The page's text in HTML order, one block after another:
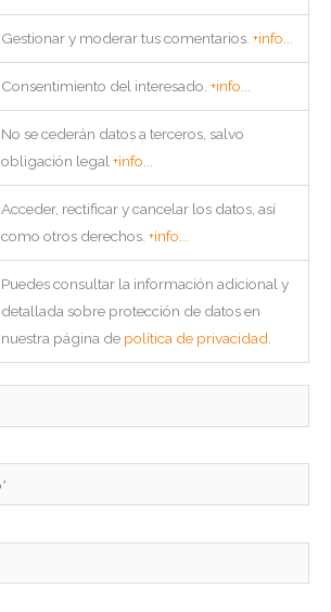
Gestionar y moderar tus comentarios. +info...
Consentimiento del interesado. +info...
No se cederán datos a terceros, salvo
obligación legal +info...
Acceder, rectificar y cancelar los datos, así
como otros derechos. +info...
Puedes consultar la información adicional y
detallada sobre protección de datos en
nuestra página de política de privacidad